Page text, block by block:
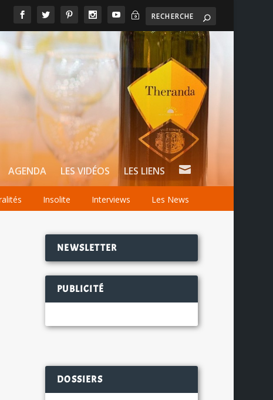
~
AGENDA LES VIDÉOS LES LIENS 
Insolite Interviews Les News
NEWSLETTER
PUBLICITÉ
DOSSIERS